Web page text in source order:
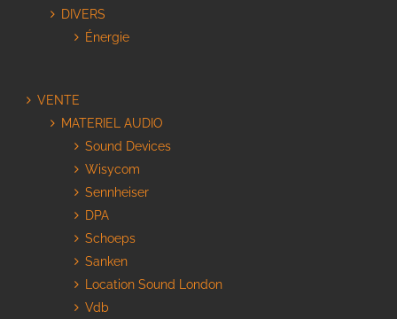
DIVERS
Énergie
VENTE
MATERIEL AUDIO
Sound Devices
Wisycom
Sennheiser
DPA
Schoeps
Sanken
Location Sound London
Vdb